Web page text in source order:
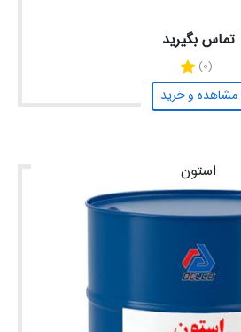
تماس بگیرید
(0)
مشاهده و خرید
استون